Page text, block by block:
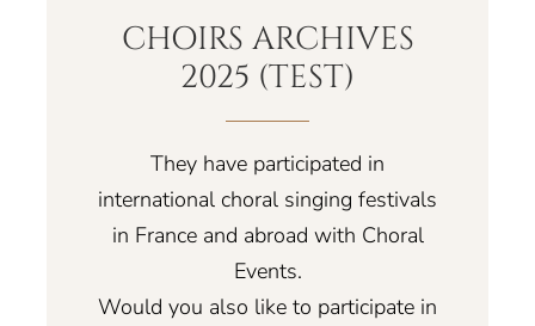
CHOIRS ARCHIVES
2025 (TEST)
They have participated in
international choral singing festivals
in France and abroad with Choral
Events.
Would you also like to participate in